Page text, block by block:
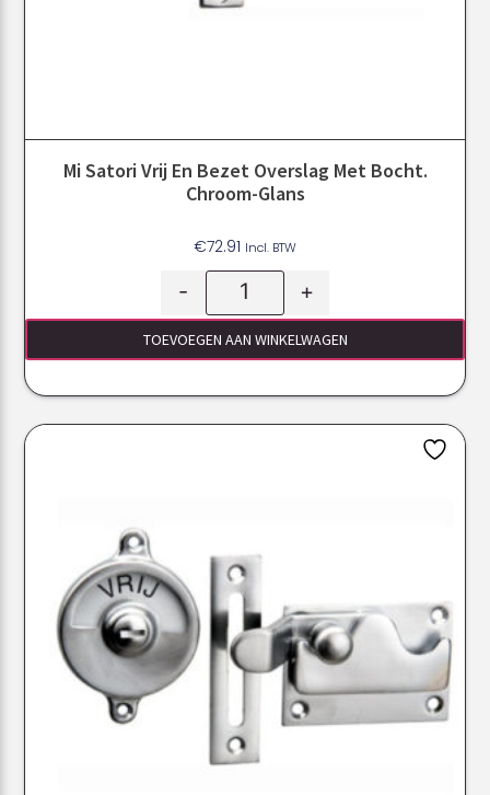
Mi Satori Vrij En Bezet Overslag Met Bocht.
Chroom-Glans
€72.91 Incl. BTW
- +
TOEVOEGEN AAN WINKELWAGEN